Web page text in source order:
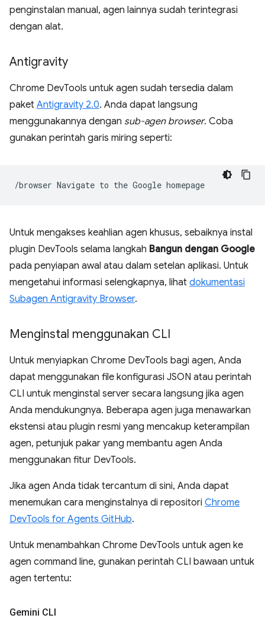
penginstalan manual, agen lainnya sudah terintegrasi
dengan alat.
Antigravity
Chrome DevTools untuk agen sudah tersedia dalam
paket Antigravity 2.0. Anda dapat langsung
menggunakannya dengan sub-agen browser. Coba
gunakan perintah garis miring seperti:
/browser Navigate to the Google
Untuk mengakses keahlian agen khusus, sebaiknya instal
plugin DevTools selama langkah Bangun dengan Google
pada penyiapan awal atau dalam setelan aplikasi. Untuk
mengetahui informasi selengkapnya, lihat dokumentasi
Subagen Antigravity Browser.
Menginstal menggunakan CLI
Untuk menyiapkan Chrome DevTools bagi agen, Anda
dapat menggunakan file konfigurasi JSON atau perintah
CLI untuk menginstal server secara langsung jika agen
Anda mendukungnya. Beberapa agen juga menawarkan
ekstensi atau plugin resmi yang mencakup keterampilan
agen, petunjuk pakar yang membantu agen Anda
menggunakan fitur DevTools.
Jika agen Anda tidak tercantum di sini, Anda dapat
menemukan cara menginstalnya di repositori Chrome
DevTools for Agents GitHub.
Untuk menambahkan Chrome DevTools untuk agen ke
agen command line, gunakan perintah CLI bawaan untuk
agen tertentu:
Gemini CLI